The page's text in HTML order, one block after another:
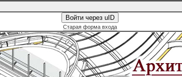
Войти через uID
Старая форма входа